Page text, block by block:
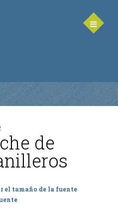
2023-2027
de
el tamaño de la fuente